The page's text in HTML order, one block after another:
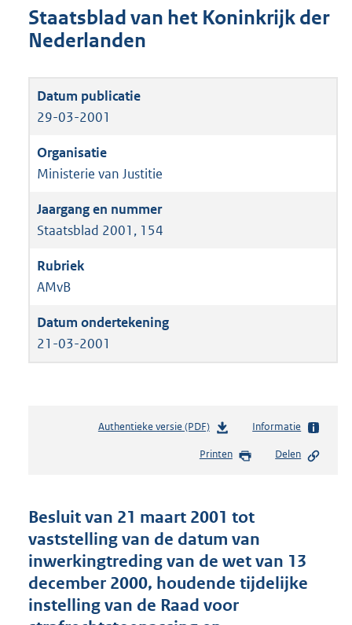
Staatsblad van het Koninkrijk der
Nederlanden
29-03-2001
Ministerie van Justitie
Staatsblad 2001, 154
AMvB
21-03-2001
Authentieke versie (PDF)b
s
n
d
s
g
o
o
Informatie
Printen Delen
Besluit van 21 maart 2001 tot
vaststelling van de datum van
inwerkingtreding van de wet van 13
december 2000, houdende tijdelijke
instelling van de Raad voor